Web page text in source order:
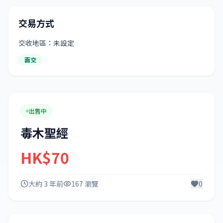
交易方式
交收地區：未設定
面交
出售中
毒木聖經
HK$70
大約 3 年前 167 瀏覽 0